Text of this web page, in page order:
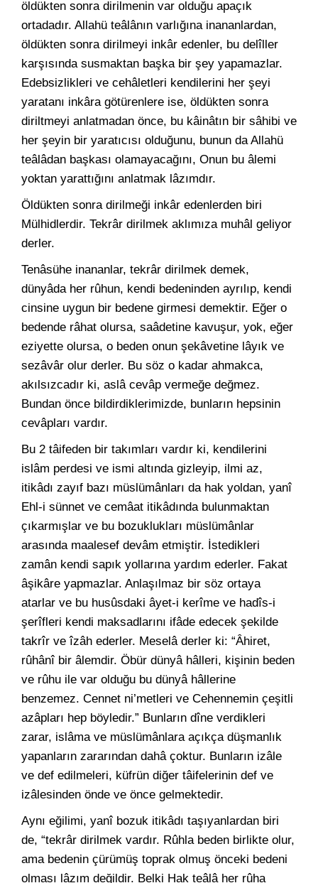
öldükten sonra dirilmenin var olduğu apaçık
ortadadır. Allahü teâlânın varlığına inananlardan,
öldükten sonra dirilmeyi inkâr edenler, bu delîller
karşısında susmaktan başka bir şey yapamazlar.
Edebsizlikleri ve cehâletleri kendilerini her şeyi
yaratanı inkâra götürenlere ise, öldükten sonra
diriltmeyi anlatmadan önce, bu kâinâtın bir sâhibi ve
her şeyin bir yaratıcısı olduğunu, bunun da Allahü
teâlâdan başkası olamayacağını, Onun bu âlemi
yoktan yarattığını anlatmak lâzımdır.
Öldükten sonra dirilmeği inkâr edenlerden biri
Mülhidlerdir. Tekrâr dirilmek aklımıza muhâl geliyor
derler.
Tenâsühe inananlar, tekrâr dirilmek demek,
dünyâda her rûhun, kendi bedeninden ayrılıp, kendi
cinsine uygun bir bedene girmesi demektir. Eğer o
bedende râhat olursa, saâdetine kavuşur, yok, eğer
eziyette olursa, o beden onun şekâvetine lâyık ve
sezâvâr olur derler. Bu söz o kadar ahmakca,
akılsızcadır ki, aslâ cevâp vermeğe değmez.
Bundan önce bildirdiklerimizde, bunların hepsinin
cevâpları vardır.
Bu 2 tâifeden bir takımları vardır ki, kendilerini
islâm perdesi ve ismi altında gizleyip, ilmi az,
itikâdı zayıf bazı müslümânları da hak yoldan, yanî
Ehl-i sünnet ve cemâat itikâdında bulunmaktan
çıkarmışlar ve bu bozuklukları müslümânlar
arasında maalesef devâm etmiştir. İstedikleri
zamân kendi sapık yollarına yardım ederler. Fakat
âşikâre yapmazlar. Anlaşılmaz bir söz ortaya
atarlar ve bu husûsdaki âyet-i kerîme ve hadîs-i
şerîfleri kendi maksadlarını ifâde edecek şekilde
takrîr ve îzâh ederler. Meselâ derler ki: “Âhiret,
rûhânî bir âlemdir. Öbür dünyâ hâlleri, kişinin beden
ve rûhu ile var olduğu bu dünyâ hâllerine
benzemez. Cennet ni’metleri ve Cehennemin çeşitli
azâpları hep böyledir.” Bunların dîne verdikleri
zarar, islâma ve müslümânlara açıkça düşmanlık
yapanların zararından dahâ çoktur. Bunların izâle
ve def edilmeleri, küfrün diğer tâifelerinin def ve
izâlesinden önde ve önce gelmektedir.
Aynı eğilimi, yanî bozuk itikâdı taşıyanlardan biri
de, “tekrâr dirilmek vardır. Rûhla beden birlikte olur,
ama bedenin çürümüş toprak olmuş önceki bedeni
olması lâzım değildir. Belki Hak teâlâ her rûha